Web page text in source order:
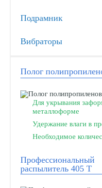
Подрамник
Вибраторы
Полог
Для укрывания
металлоформе
Удержание влаги в
Необходимое
Профессиональный
распылитель 405 Т